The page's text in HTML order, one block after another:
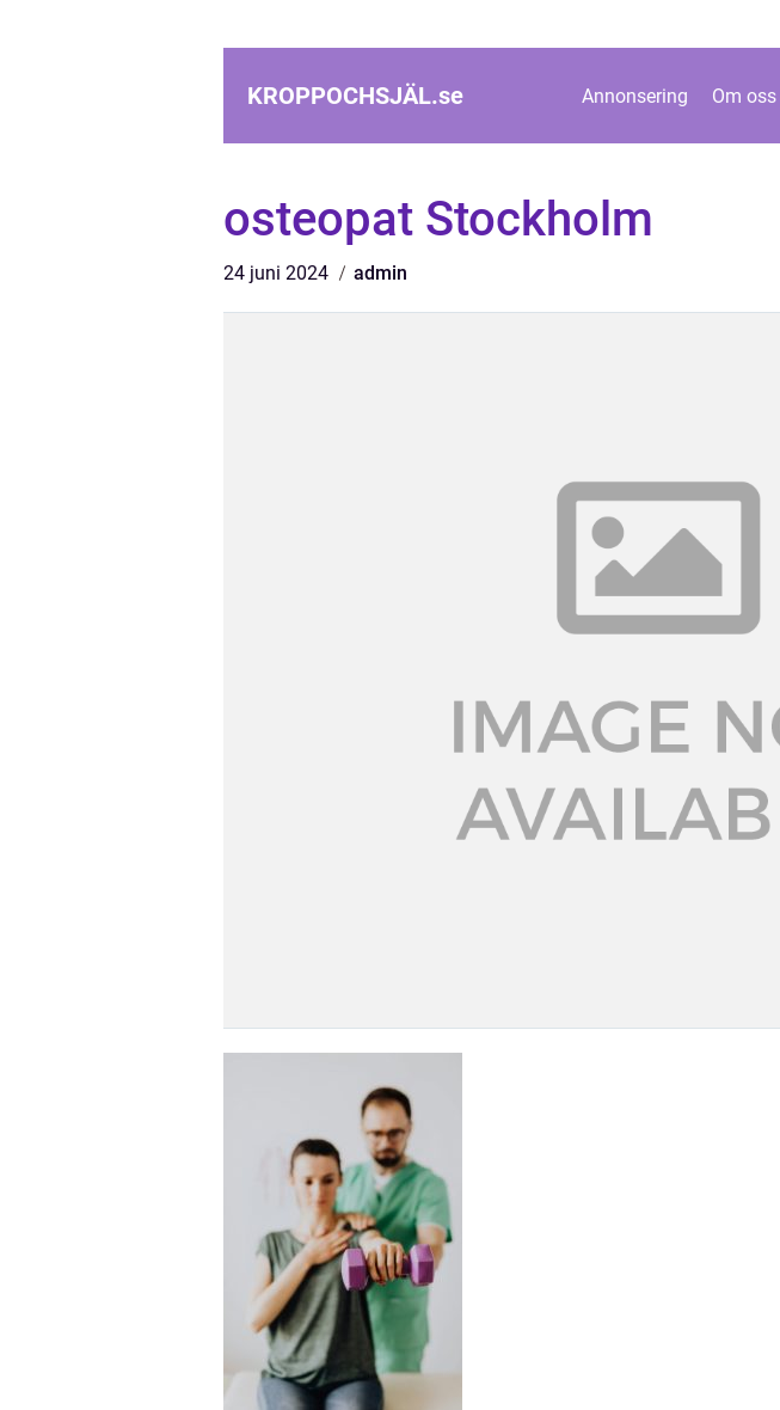
KROPPOCHSJÄL.se Annonsering Om oss
osteopat Stockholm
24 juni 2024 admin